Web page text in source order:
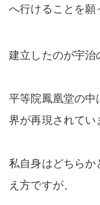
へ行けることを願
建立したのが宇治
平等院鳳凰堂の
界が再現されてい
私自身はどちら
え方ですが、